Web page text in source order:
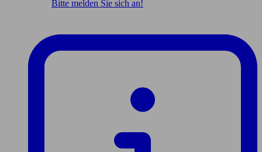
Bitte melden Sie sich an!